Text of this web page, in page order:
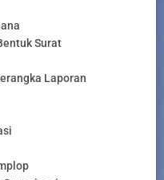
Surat
Laporan